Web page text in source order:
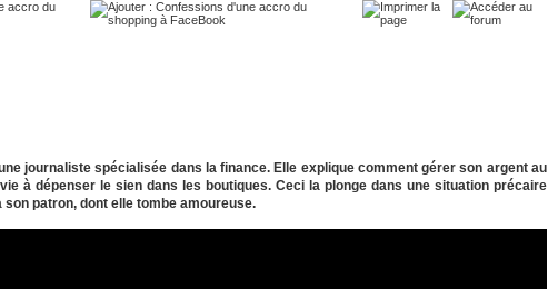
journaliste spécialisée dans la finance. Elle explique comment gérer son argent au
à dépenser le sien dans les boutiques. Ceci la plonge dans une situation précaire
patron, dont elle tombe amoureuse.